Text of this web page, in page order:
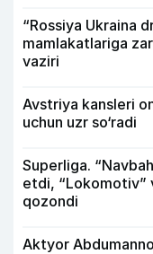
“Rossiya Ukraina
mamlakatlariga
vaziri
Avstriya kansleri
uchun uzr so‘radi
Superliga.
etdi, “Lokomotiv”
qozondi
Aktyor